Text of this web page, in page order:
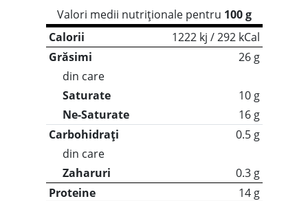
Valori medii nutriționale pentru 100 g
Calorii
1222 kj / 292 kCal
Grăsimi
26 g
din care
Saturate
10 g
Ne-Saturate
16 g
Carbohidrați
0.5 g
din care
Zaharuri
0.3 g
Proteine
14 g